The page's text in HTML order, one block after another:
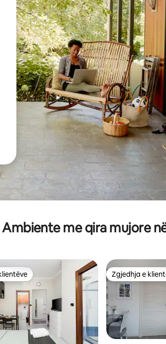
e shigjetave lart e poshtë ose eksploro duke
Ambiente me qira mujore
Zgjedhja e
Zgjedhja e